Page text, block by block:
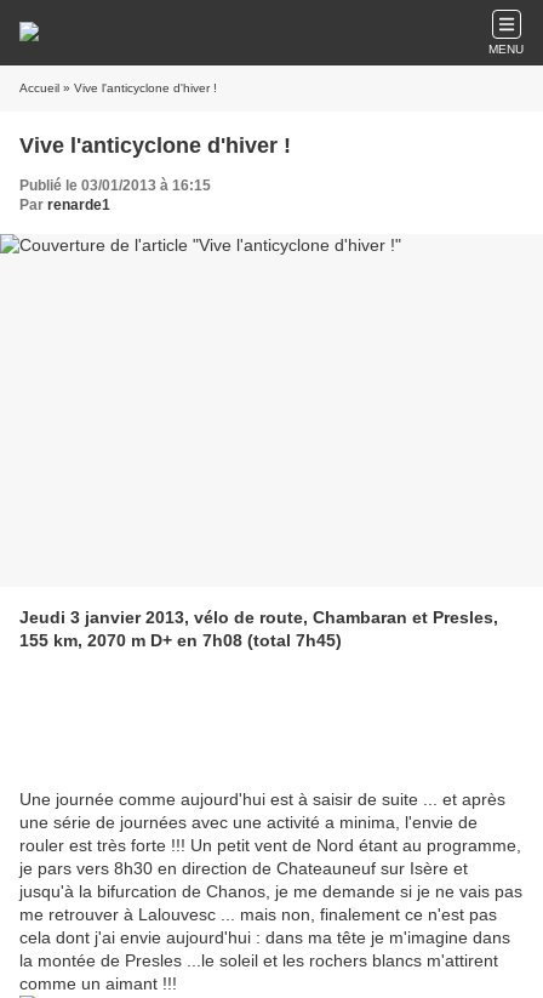
MENU
Accueil » Vive l'anticyclone d'hiver !
Vive l'anticyclone d'hiver !
Publié le 03/01/2013 à 16:15
Par renarde1
Jeudi 3 janvier 2013, vélo de route, Chambaran et Presles,
155 km, 2070 m D+ en 7h08 (total 7h45)
Une journée comme aujourd'hui est à saisir de suite ... et après
une série de journées avec une activité a minima, l'envie de
rouler est très forte !!! Un petit vent de Nord étant au programme,
je pars vers 8h30 en direction de Chateauneuf sur Isère et
jusqu'à la bifurcation de Chanos, je me demande si je ne vais pas
me retrouver à Lalouvesc ... mais non, finalement ce n'est pas
cela dont j'ai envie aujourd'hui : dans ma tête je m'imagine dans
la montée de Presles ...le soleil et les rochers blancs m'attirent
comme un aimant !!!